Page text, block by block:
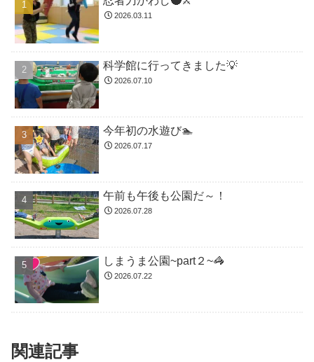
2026.03.11
科学館に行ってきました💡
2026.07.10
今年初の水遊び🏊
2026.07.17
午前も午後も公園だ～！
2026.07.28
しまうま公園~part２~🦓
2026.07.22
関連記事